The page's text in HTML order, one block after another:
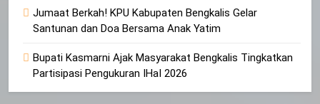
Jumaat Berkah! KPU Kabupaten Bengkalis Gelar
Santunan dan Doa Bersama Anak Yatim
Bupati Kasmarni Ajak Masyarakat Bengkalis Tingkatkan
Partisipasi Pengukuran IHaI 2026